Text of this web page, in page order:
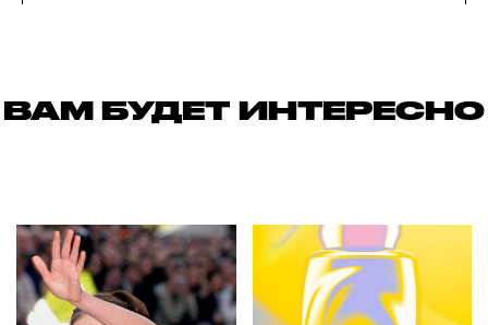
ВАМ БУДЕТ ИНТЕРЕСНО